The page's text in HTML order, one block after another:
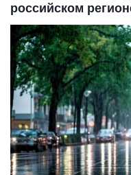
российском